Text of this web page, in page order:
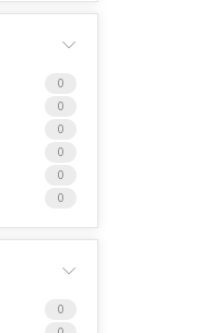
0
0
0
0
0
0
0